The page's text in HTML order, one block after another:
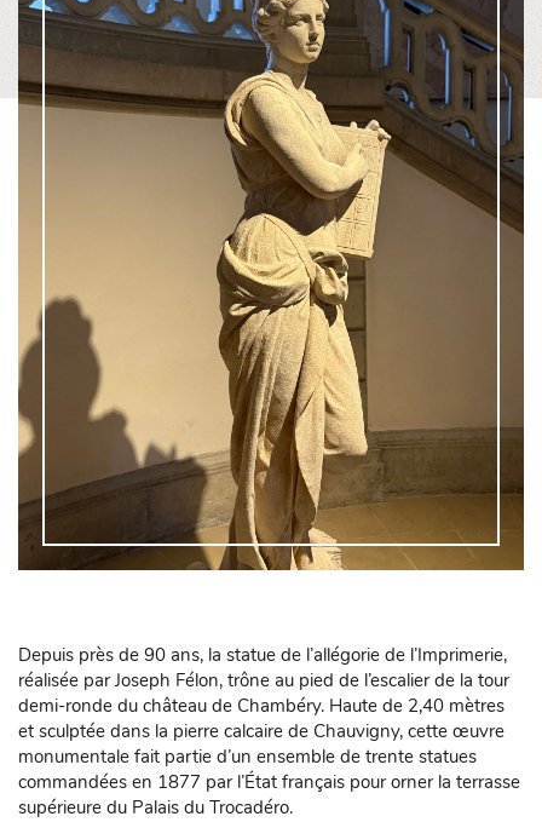
Depuis près de 90 ans, la statue de l’allégorie de l’Imprimerie,
réalisée par Joseph Félon, trône au pied de l’escalier de la tour
demi-ronde du château de Chambéry. Haute de 2,40 mètres
et sculptée dans la pierre calcaire de Chauvigny, cette œuvre
monumentale fait partie d’un ensemble de trente statues
commandées en 1877 par l’État français pour orner la terrasse
supérieure du Palais du Trocadéro.